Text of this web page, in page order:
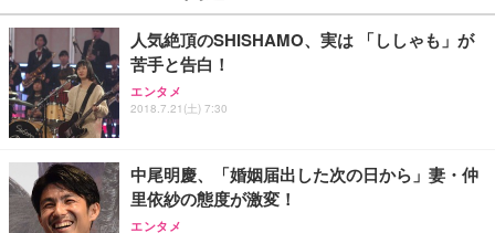
￥27,999
Sezlife オフィスチェア デスクチェア 疲れない テレ
ワーク チェア 強化バックレスト 30度ロッキング機
能 人間工学 椅子 腰サポート 90度跳ね上げ式アーム
務用 おしゃれ パソコンチェア (ブラック)
Sezlife オフィスチェア デスクチェア 疲れない テレ
￥109,572
【純正品】27"ゲーミングモニター DualSense 充電
フック付き（CFI-ZDM1J）
【整備済み品】Dell E2724HS 27インチ 液晶モニタ
￥3,234
ネオ・ルーライフ ネオ・オムツ L 中型犬用 26枚入
り 単品
Smart Basic(スマートベーシック) 【Amazon.co.jp
人気絶頂のSHISHAMO、実は 「ししゃも」が
苦手と告白！
エンタメ
2018.7.21(土) 7:30
中尾明慶、「婚姻届出した次の日から」妻・仲
里依紗の態度が激変！
エンタメ